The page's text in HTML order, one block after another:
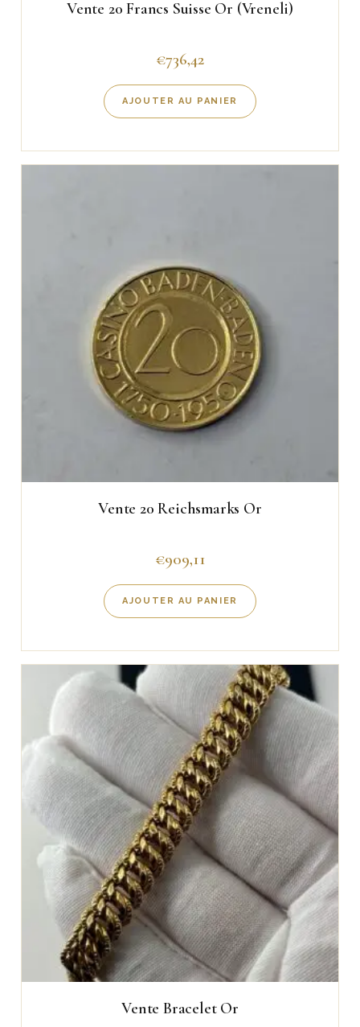
Vente 20 Francs Suisse Or (Vreneli)
€736,42
AJOUTER AU PANIER
Vente 20 Reichsmarks Or
€909,11
AJOUTER AU PANIER
Vente Bracelet Or